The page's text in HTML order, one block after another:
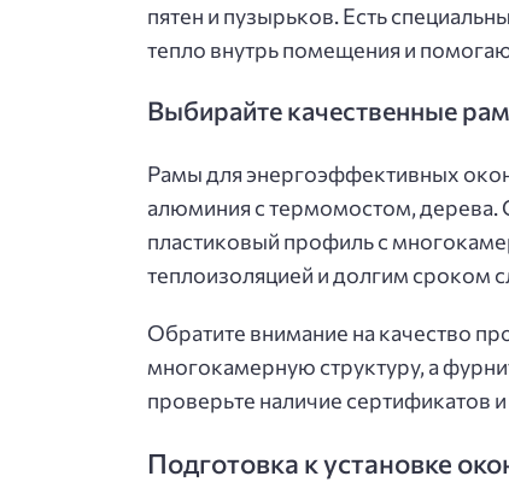
пятен и пузырьков. Есть
тепло внутрь помещения и
Выбирайте качественные
Рамы для энергоэффективных
алюминия с термомостом, дерева.
пластиковый профиль с
теплоизоляцией и долгим сроком
Обратите внимание на качество
многокамерную структуру, а
проверьте наличие сертификатов
Подготовка к установке